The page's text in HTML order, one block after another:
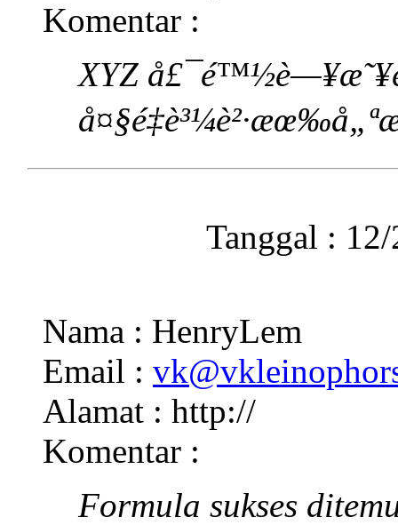
Komentar :
XYZ
Tanggal :
Nama : HenryLem
Email :
Alamat : http://
Komentar :
Formula sukses